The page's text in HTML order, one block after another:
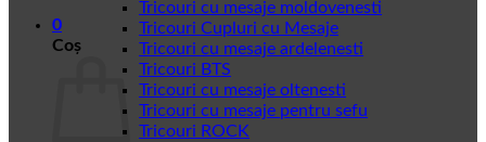
0
Coș
Tricouri cu mesaje moldovenesti
Tricouri Cupluri cu Mesaje
Tricouri cu mesaje ardelenesti
Tricouri BTS
Tricouri cu mesaje oltenesti
Tricouri cu mesaje pentru sefu
Tricouri ROCK